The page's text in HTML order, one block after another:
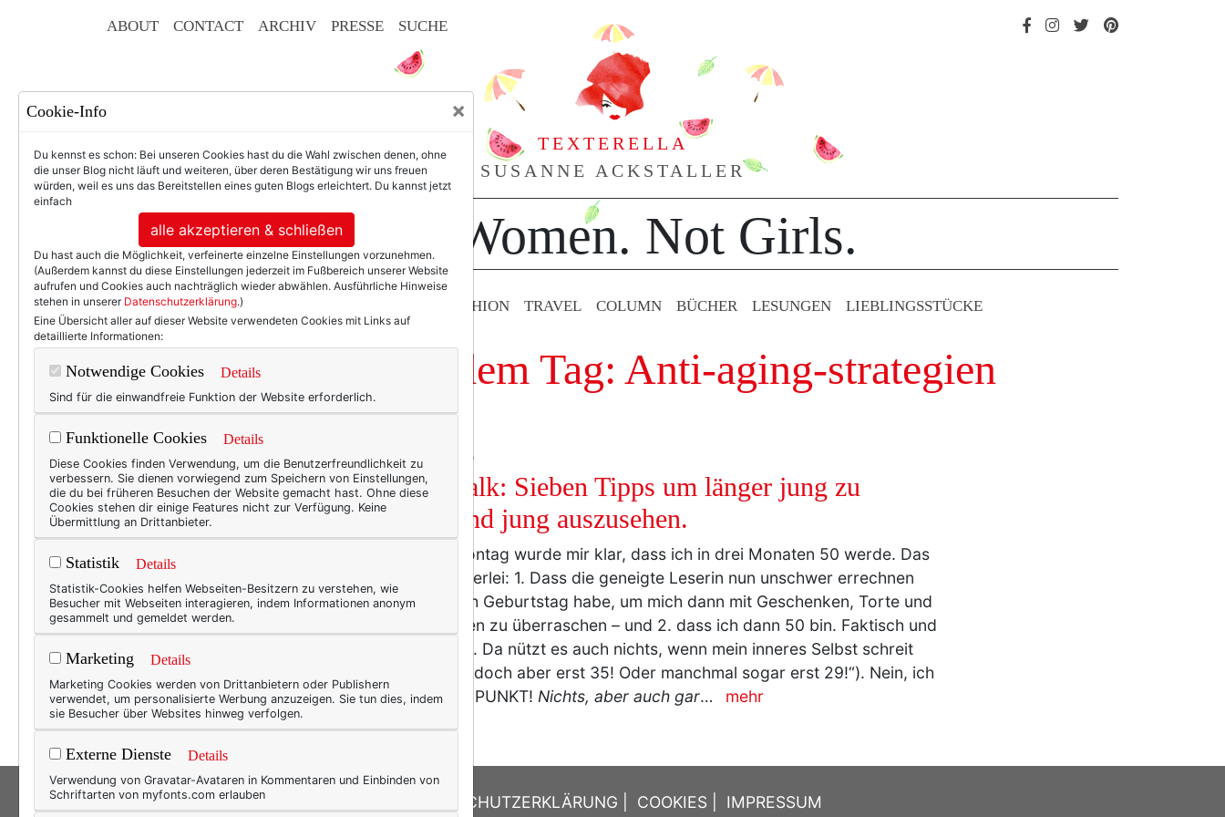
ABOUT CONTACT ARCHIV PRESSE SUCHE
TEXTERELLA
SUSANNE ACKSTALLER
For Women. Not Girls.
BEAUTY & FASHION TRAVEL COLUMN BÜCHER LESUNGEN LIEBLINGS­STÜCKE
Einträge mit dem Tag: Anti-aging-strategien
50+ LIFESTYLE
Beauty-Talk: Sieben Tipps um länger jung zu
bleiben und jung auszusehen.
Am letzten Montag wurde mir klar, dass ich in drei Monaten 50 werde. Das
bedeutet zweierlei: 1. Dass die geneigte Leserin nun unschwer errechnen
kann, wann ich Geburtstag habe, um mich dann mit Geschenken, Torte und
Glückwünschen zu überraschen – und 2. dass ich dann 50 bin. Faktisch und
unwiderruflich. Da nützt es auch nichts, wenn mein inneres Selbst schreit
„Hallo, ich bin doch aber erst 35! Oder manchmal sogar erst 29!“). Nein, ich
bin 50. Punkt. PUNKT! Nichts, aber auch gar… mehr
DATENSCHUTZERKLÄRUNG COOKIES IMPRESSUM
Cookie-Info ×
Du kennst es schon: Bei unseren Cookies hast du die Wahl zwischen denen, ohne
die unser Blog nicht läuft und weiteren, über deren Bestätigung wir uns freuen
würden, weil es uns das Bereitstellen eines guten Blogs erleichtert. Du kannst jetzt
einfach
alle akzeptieren & schließen
Du hast auch die Möglichkeit, verfeinerte einzelne Einstellungen vorzunehmen.
(Außerdem kannst du diese Einstellungen jederzeit im Fußbereich unserer Website
aufrufen und Cookies auch nachträglich wieder abwählen. Ausführliche Hinweise
stehen in unserer Datenschutzerklärung.)
Eine Übersicht aller auf dieser Website verwendeten Cookies mit Links auf
detaillierte Informationen:
Notwendige Cookies Details
Sind für die einwandfreie Funktion der Website erforderlich.
Funktionelle Cookies Details
Diese Cookies finden Verwendung, um die Benutzerfreundlichkeit zu
verbessern. Sie dienen vorwiegend zum Speichern von Einstellungen,
die du bei früheren Besuchen der Website gemacht hast. Ohne diese
Cookies stehen dir einige Features nicht zur Verfügung. Keine
Übermittlung an Drittanbieter.
Statistik Details
Statistik-Cookies helfen Webseiten-Besitzern zu verstehen, wie
Besucher mit Webseiten interagieren, indem Informationen anonym
gesammelt und gemeldet werden.
Marketing Details
Marketing Cookies werden von Drittanbietern oder Publishern
verwendet, um personalisierte Werbung anzuzeigen. Sie tun dies, indem
sie Besucher über Websites hinweg verfolgen.
Externe Dienste Details
Verwendung von Gravatar-Avataren in Kommentaren und Einbinden von
Schriftarten von myfonts.com erlauben